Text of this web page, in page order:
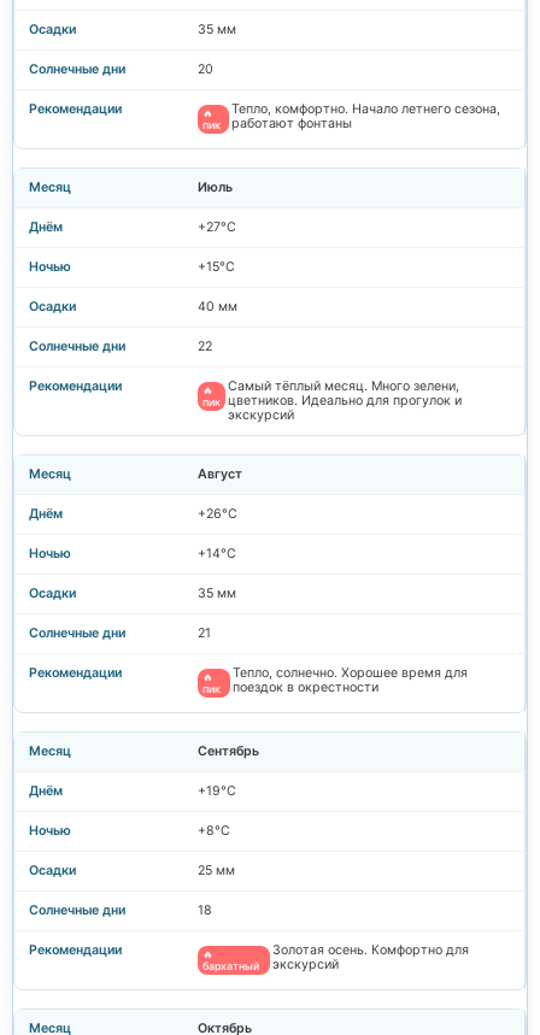
35 мм
20
🔥
пик
Тепло, комфортно. Начало летнего сезона,
работают фонтаны
Июль
+27°C
+15°C
40 мм
22
🔥
пик
Самый тёплый месяц. Много зелени,
цветников. Идеально для прогулок и
экскурсий
Август
+26°C
+14°C
35 мм
21
🔥
пик
Тепло, солнечно. Хорошее время для
поездок в окрестности
Сентябрь
+19°C
+8°C
25 мм
18
🔥
бархатный
Золотая осень. Комфортно для
экскурсий
Октябрь